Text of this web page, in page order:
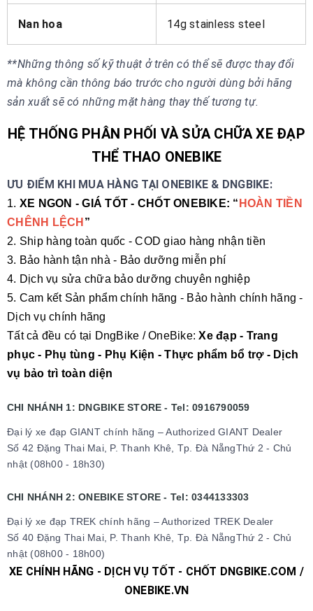
Nan hoa 14g stainless steel
**Những thông số kỹ thuật ở trên có thể sẽ được thay đổi
mà không cần thông báo trước cho người dùng bởi hãng
sản xuất sẽ có những mặt hàng thay thế tương tự.
HỆ THỐNG PHÂN PHỐI VÀ SỬA CHỮA XE ĐẠP
THỂ THAO ONEBIKE
ƯU ĐIỂM KHI MUA HÀNG TẠI ONEBIKE & DNGBIKE:
1. XE NGON - GIÁ TỐT - CHỐT ONEBIKE: “ HOÀN TIỀN
CHÊNH LỆCH ”
2. Ship hàng toàn quốc - COD giao hàng nhận tiền
3. Bảo hành tận nhà - Bảo dưỡng miễn phí
4. Dịch vụ sửa chữa bảo dưỡng chuyên nghiệp
5. Cam kết Sản phẩm chính hãng - Bảo hành chính hãng -
Dịch vụ chính hãng
Tất cả đều có tại DngBike / OneBike: Xe đạp - Trang
phục - Phụ tùng - Phụ Kiện - Thực phẩm bổ trợ - Dịch
vụ bảo trì toàn diện
CHI NHÁNH 1: DNGBIKE STORE - Tel: 0916790059
Đại lý xe đạp GIANT chính hãng – Authorized GIANT Dealer
Số 42 Đặng Thai Mai, P. Thanh Khê, Tp. Đà NẵngThứ 2 - Chủ
nhật (08h00 - 18h30)
CHI NHÁNH 2: ONEBIKE STORE - Tel: 0344133303
Đại lý xe đạp TREK chính hãng – Authorized TREK Dealer
Số 40 Đặng Thai Mai, P. Thanh Khê, Tp. Đà NẵngThứ 2 - Chủ
nhật (08h00 - 18h00)
XE CHÍNH HÃNG - DỊCH VỤ TỐT - CHỐT DNGBIKE.COM /
ONEBIKE.VN